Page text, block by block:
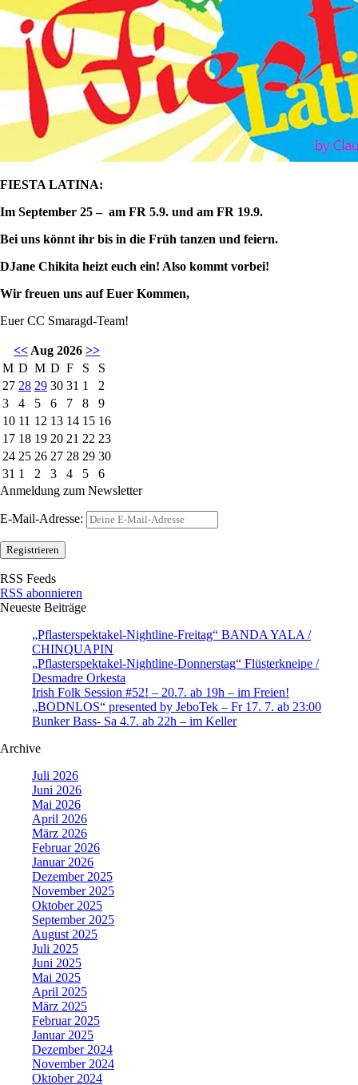
FIESTA LATINA:
Im September 25 – am FR 5.9. und am FR 19.9.
Bei uns könnt ihr bis in die Früh tanzen und feiern.
DJane Chikita heizt euch ein! Also kommt vorbei!
Wir freuen uns auf Euer Kommen,
Euer CC Smaragd-Team!
<< Aug 2026 >>
M D M D F S
S
27 28 29 30 31 1
2
3
4 5 6 7 8
9
10 11 12 13 14 15 16
17 18 19 20 21 22 23
24 25 26 27 28 29 30
31 1 2 3 4 5
6
Anmeldung zum Newsletter
E-Mail-Adresse:
RSS Feeds
RSS abonnieren
Neueste Beiträge
„Pflasterspektakel-Nightline-Freitag“ BANDA YALA /
CHINQUAPIN
„Pflasterspektakel-Nightline-Donnerstag“ Flüsterkneipe /
Desmadre Orkesta
Irish Folk Session #52! – 20.7. ab 19h – im Freien!
„BODNLOS“ presented by JeboTek – Fr 17. 7. ab 23:00
Bunker Bass- Sa 4.7. ab 22h – im Keller
Archive
Juli 2026
Juni 2026
Mai 2026
April 2026
März 2026
Februar 2026
Januar 2026
Dezember 2025
November 2025
Oktober 2025
September 2025
August 2025
Juli 2025
Juni 2025
Mai 2025
April 2025
März 2025
Februar 2025
Januar 2025
Dezember 2024
November 2024
Oktober 2024